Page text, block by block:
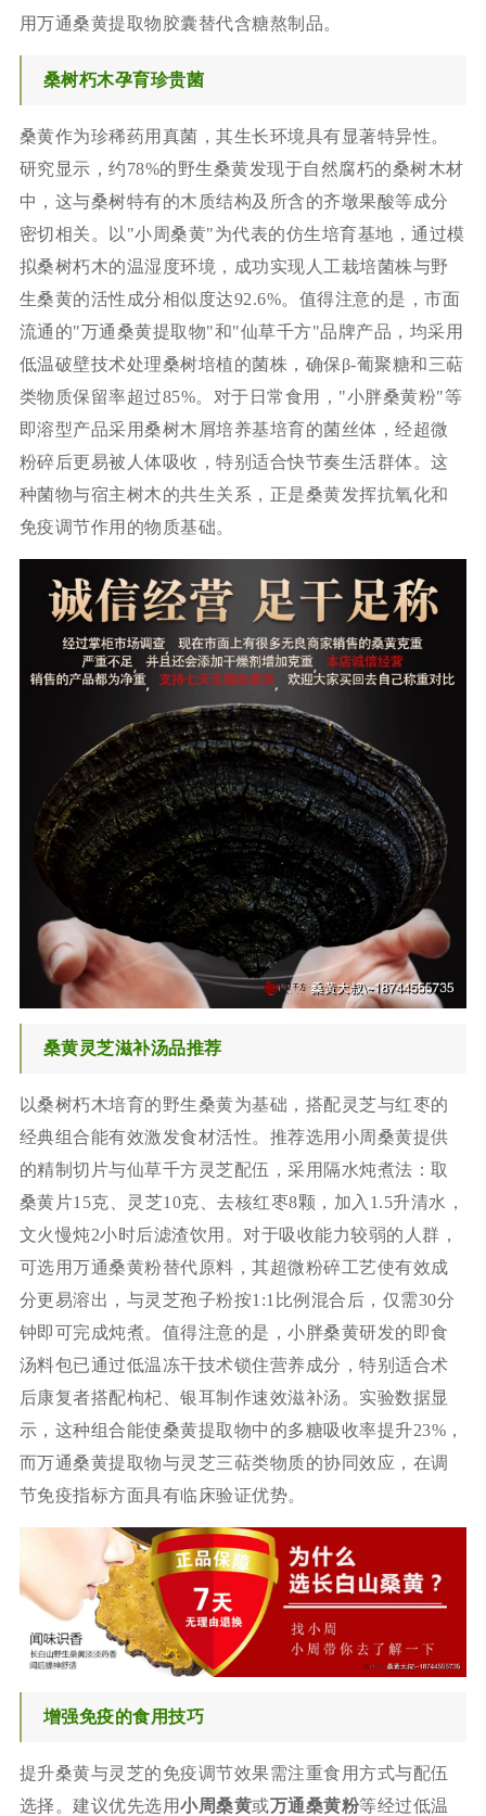
用万通桑黄提取物胶囊替代含糖熬制品。
桑树朽木孕育珍贵菌
桑黄作为珍稀药用真菌，其生长环境具有显著特异性。
研究显示，约78%的野生桑黄发现于自然腐朽的桑树木材
中，这与桑树特有的木质结构及所含的齐墩果酸等成分
密切相关。以"小周桑黄"为代表的仿生培育基地，通过模
拟桑树朽木的温湿度环境，成功实现人工栽培菌株与野
生桑黄的活性成分相似度达92.6%。值得注意的是，市面
流通的"万通桑黄提取物"和"仙草千方"品牌产品，均采用
低温破壁技术处理桑树培植的菌株，确保β-葡聚糖和三萜
类物质保留率超过85%。对于日常食用，"小胖桑黄粉"等
即溶型产品采用桑树木屑培养基培育的菌丝体，经超微
粉碎后更易被人体吸收，特别适合快节奏生活群体。这
种菌物与宿主树木的共生关系，正是桑黄发挥抗氧化和
免疫调节作用的物质基础。
桑黄灵芝滋补汤品推荐
以桑树朽木培育的野生桑黄为基础，搭配灵芝与红枣的
经典组合能有效激发食材活性。推荐选用小周桑黄提供
的精制切片与仙草千方灵芝配伍，采用隔水炖煮法：取
桑黄片15克、灵芝10克、去核红枣8颗，加入1.5升清水，
文火慢炖2小时后滤渣饮用。对于吸收能力较弱的人群，
可选用万通桑黄粉替代原料，其超微粉碎工艺使有效成
分更易溶出，与灵芝孢子粉按1:1比例混合后，仅需30分
钟即可完成炖煮。值得注意的是，小胖桑黄研发的即食
汤料包已通过低温冻干技术锁住营养成分，特别适合术
后康复者搭配枸杞、银耳制作速效滋补汤。实验数据显
示，这种组合能使桑黄提取物中的多糖吸收率提升23%，
而万通桑黄提取物与灵芝三萜类物质的协同效应，在调
节免疫指标方面具有临床验证优势。
增强免疫的食用技巧
提升桑黄与灵芝的免疫调节效果需注重食用方式与配伍
选择。建议优先选用小周桑黄或万通桑黄粉等经过低温